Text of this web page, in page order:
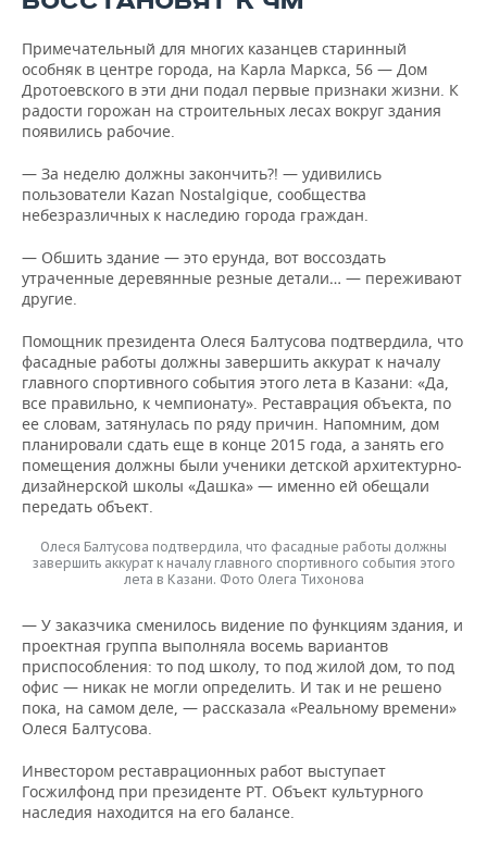
ВОЛЕЙБОЛ
КИБЕРСПОРТ
ФИГУРНОЕ КАТАНИЕ
ХОККЕЙ С МЯЧОМ
ИСТОРИЯ
КУЛЬТУРА
МЕДИЦИНА
ПРОИСШЕСТВИЯ
СПИСОК ПЕРСОН
СПИСОК КОМПАНИЙ
ПОЛНАЯ ВЕРСИЯ
Примечательный для многих казанцев старинный
особняк в центре города, на Карла Маркса, 56 — Дом
Дротоевского в эти дни подал первые признаки жизни. К
радости горожан на строительных лесах вокруг здания
появились рабочие.
— За неделю должны закончить?! — удивились
пользователи Kazan Nostalgique, сообщества
небезразличных к наследию города граждан.
— Обшить здание — это ерунда, вот воссоздать
утраченные деревянные резные детали… — переживают
другие.
Помощник президента Олеся Балтусова подтвердила, что
фасадные работы должны завершить аккурат к началу
главного спортивного события этого лета в Казани: «Да,
все правильно, к чемпионату». Реставрация объекта, по
ее словам, затянулась по ряду причин. Напомним, дом
планировали сдать еще в конце 2015 года, а занять его
помещения должны были ученики детской архитектурно-
дизайнерской школы «Дашка» — именно ей обещали
передать объект.
Олеся Балтусова подтвердила, что фасадные работы должны
завершить аккурат к началу главного спортивного события этого
лета в Казани. Фото Олега Тихонова
— У заказчика сменилось видение по функциям здания, и
проектная группа выполняла восемь вариантов
приспособления: то под школу, то под жилой дом, то под
офис — никак не могли определить. И так и не решено
пока, на самом деле, — рассказала «Реальному времени»
Олеся Балтусова.
Инвестором реставрационных работ выступает
Госжилфонд при президенте РТ. Объект культурного
наследия находится на его балансе.